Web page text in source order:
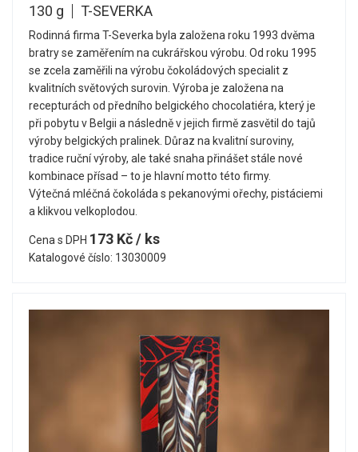
130 g T-SEVERKA
Rodinná firma T-Severka byla založena roku 1993 dvěma
bratry se zaměřením na cukrářskou výrobu. Od roku 1995
se zcela zaměřili na výrobu čokoládových specialit z
kvalitních světových surovin. Výroba je založena na
recepturách od předního belgického chocolatiéra, který je
při pobytu v Belgii a následně v jejich firmě zasvětil do tajů
výroby belgických pralinek. Důraz na kvalitní suroviny,
tradice ruční výroby, ale také snaha přinášet stále nové
kombinace přísad – to je hlavní motto této firmy.
Výtečná mléčná čokoláda s pekanovými ořechy, pistáciemi
a klikvou velkoplodou.
Cena s DPH 173 Kč / ks
Katalogové číslo: 13030009